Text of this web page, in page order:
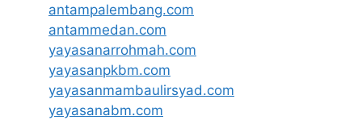
antampalembang.com
antammedan.com
yayasanarrohmah.com
yayasanpkbm.com
yayasanmambaulirsyad.com
yayasanabm.com